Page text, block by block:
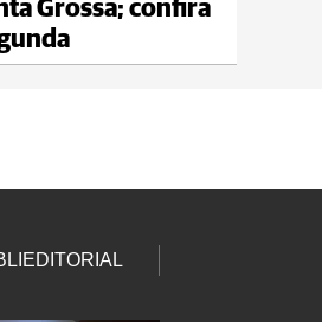
min 18°C
Grossa; confira